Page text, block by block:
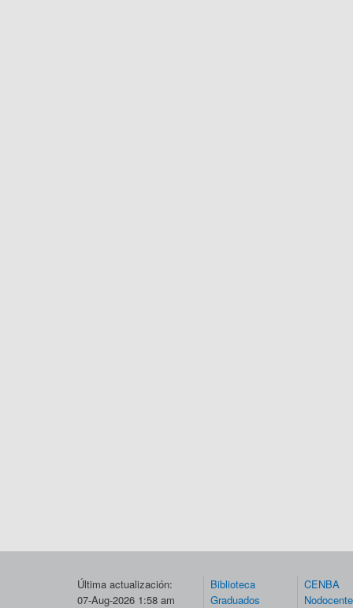
Última actualización:
07-Aug-2026 1:58 am
Biblioteca
Graduados
CENBA